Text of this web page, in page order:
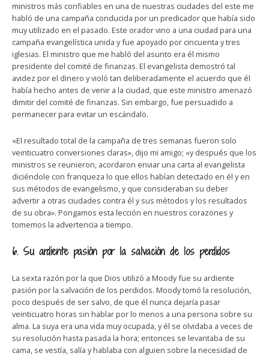
ministros más confiables en una de nuestras ciudades del este me
habló de una campaña conducida por un predicador que había sido
muy utilizado en el pasado. Este orador vino a una ciudad para una
campaña evangelística unida y fue apoyado por cincuenta y tres
iglesias. El ministro que me habló del asunto era él mismo
presidente del comité de finanzas. El evangelista demostró tal
avidez por el dinero y violó tan deliberadamente el acuerdo que él
había hecho antes de venir a la ciudad, que este ministro amenazó
dimitir del comité de finanzas. Sin embargo, fue persuadido a
permanecer para evitar un escándalo.
«El resultado total de la campaña de tres semanas fueron solo
veinticuatro conversiones claras», dijo mi amigo; «y después que los
ministros se reunieron, acordaron enviar una carta al evangelista
diciéndole con franqueza lo que ellos habían detectado en él y en
sus métodos de evangelismo, y que consideraban su deber
advertir a otras ciudades contra él y sus métodos y los resultados
de su obra». Pongamos esta lección en nuestros corazones y
tomemos la advertencia a tiempo.
6. Su ardiente pasión por la salvación de los perdidos
La sexta razón por la que Dios utilizó a Moody fue su ardiente
pasión por la salvación de los perdidos. Moody tomó la resolución,
poco después de ser salvo, de que él nunca dejaría pasar
veinticuatro horas sin hablar por lo menos a una persona sobre su
alma. La suya era una vida muy ocupada, y él se olvidaba a veces de
su resolución hasta pasada la hora; entonces se levantaba de su
cama, se vestía, salía y hablaba con alguien sobre la necesidad de